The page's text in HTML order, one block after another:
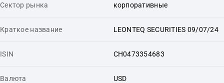
Сектор рынка корпоративные
Краткое название LEONTEQ SECURITIES 09/07/24
ISIN CH0473354683
Валюта USD